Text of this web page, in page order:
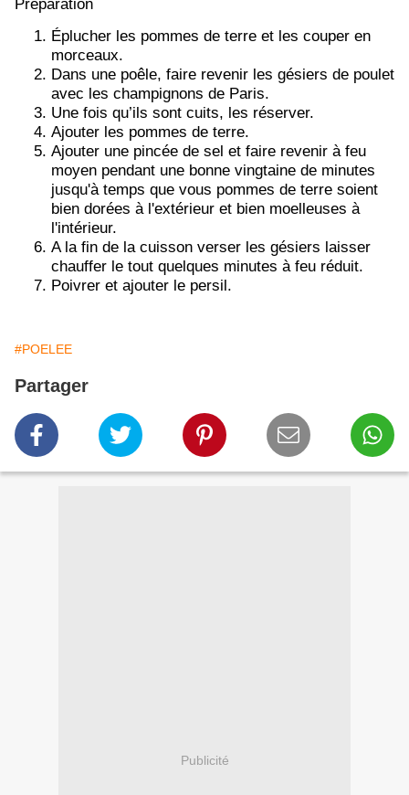
Préparation
Éplucher les pommes de terre et les couper en
morceaux.
Dans une poêle, faire revenir les gésiers de poulet
avec les champignons de Paris.
Une fois qu’ils sont cuits, les réserver.
Ajouter les pommes de terre.
Ajouter une pincée de sel et faire revenir à feu
moyen pendant une bonne vingtaine de minutes
jusqu'à temps que vous pommes de terre soient
bien dorées à l'extérieur et bien moelleuses à
l'intérieur.
A la fin de la cuisson verser les gésiers laisser
chauffer le tout quelques minutes à feu réduit.
Poivrer et ajouter le persil.
#POELEE
Partager
Publicité